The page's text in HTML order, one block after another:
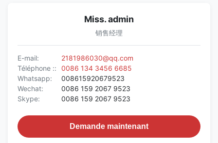
Miss. admin
销售经理
E-mail:
2181986030@qq.com
Téléphone ::
0086 134 3456 6685
Whatsapp:
008615920679523
Wechat:
0086 159 2067 9523
Skype:
0086 159 2067 9523
Demande maintenant